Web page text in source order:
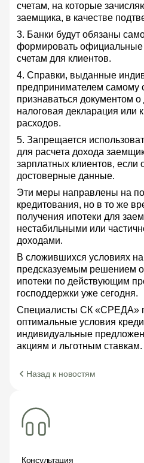
счетам, на которые
заемщика, в качестве
3. Банки будут обязаны
формировать официальные
счетам для клиентов.
4. Справки, выданные
предпринимателем самому
признаваться документом
налоговая декларация или
расходов.
5. Запрещается
для расчета дохода
зарплатных клиентов, если
достоверные данные.
Эти меры направлены на
кредитования, но в то же
получения ипотеки для
нестабильными или
доходами.
В сложившихся условиях
предсказуемым решением
ипотеки по действующим
господдержки уже сегодня.
Специалисты СК «СРЕДА»
оптимальные условия
индивидуальные
акциям и льготным ставкам.
Назад к новостям
Консультация